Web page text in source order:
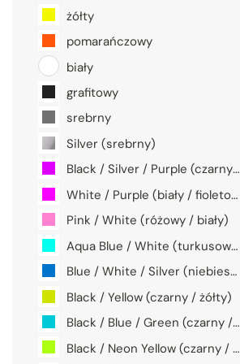
żółty
pomarańczowy
biały
grafitowy
srebrny
Silver (srebrny)
Black / Silver / Purple (czarny / srebrny / fioletowy)
White / Purple (biały / fioletowy)
Pink / White (różowy / biały)
Aqua Blue / White (turkusowy / biały)
Blue / White / Silver (niebieski / biały / srebrny)
Black / Yellow (czarny / żółty)
Black / Blue / Green (czarny / niebieski / zielony)
Black / Neon Yellow (czarny / neonowy żółty)